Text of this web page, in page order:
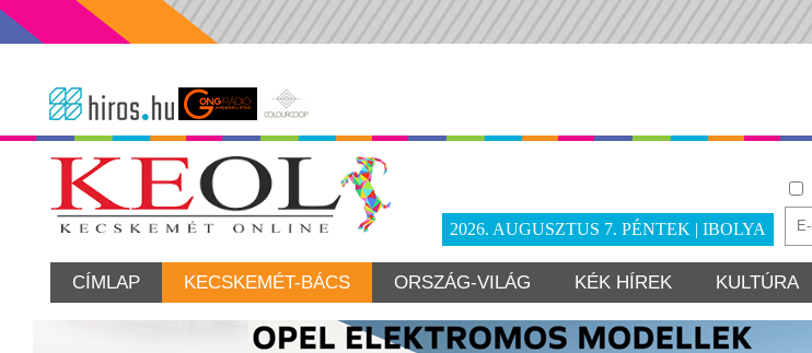
2026. AUGUSZTUS 7. PÉNTEK | IBOLYA
CÍMLAP KECSKEMÉT-BÁCS ORSZÁG-VILÁG KÉK HÍREK KULTÚRA